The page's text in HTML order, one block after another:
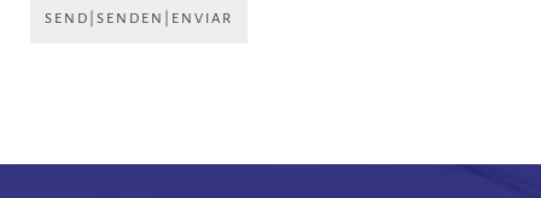
SEND|SENDEN|ENVIAR